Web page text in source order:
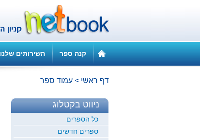
קנה ספר השירותים שלנו
דף ראשי > עמוד ספר
ניווט בקטלוג
כל הספרים
ספרים חדשים